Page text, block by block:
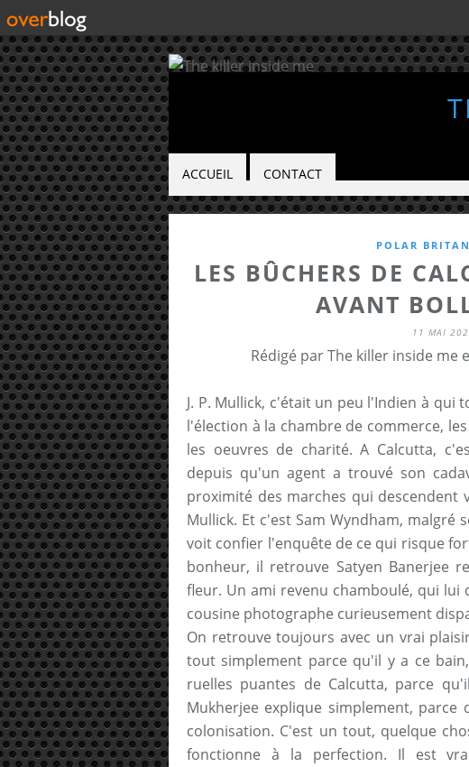
ACCUEIL CONTACT
POLAR
LES BÛCHERS DE
AVANT
11 MAI
Rédigé par The killer inside me
J. P. Mullick, c'était un peu l'Indien à qui
l'élection à la chambre de commerce,
les oeuvres de charité. A Calcutta,
depuis qu'un agent a trouvé son
proximité des marches qui descendent
Mullick. Et c'est Sam Wyndham, malgré
voit confier l'enquête de ce qui risque
bonheur, il retrouve Satyen Banerjee
fleur. Un ami revenu chamboulé, qui
cousine photographe curieusement
On retrouve toujours avec un vrai
tout simplement parce qu'il y a ce
ruelles puantes de Calcutta, parce
Mukherjee explique simplement,
colonisation. C'est un tout, quelque
fonctionne à la perfection. Il est